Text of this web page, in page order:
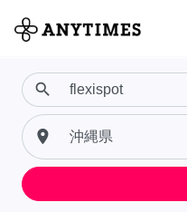
search
place